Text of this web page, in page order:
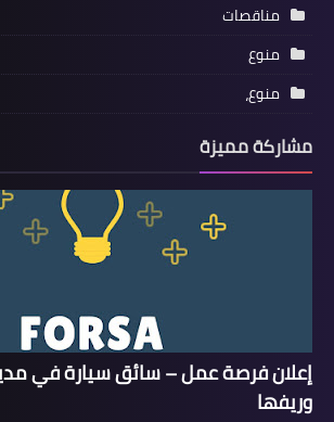
مناقصات
منوع
منوع،
مشاركة مميزة
إعلان فرصة عمل – سائق سيارة في
وريفها